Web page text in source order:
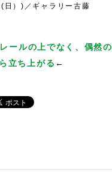
）)／ギャラリー古藤
ールの上でなく、偶然
立ち上がる ←